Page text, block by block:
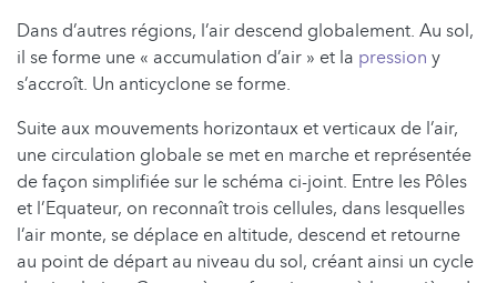
Dans d’autres régions, l’air descend globalement. Au sol,
il se forme une « accumulation d’air » et la pression y
s’accroît. Un anticyclone se forme.
Suite aux mouvements horizontaux et verticaux de l’air,
une circulation globale se met en marche et représentée
de façon simplifiée sur le schéma ci-joint. Entre les Pôles
et l’Equateur, on reconnaît trois cellules, dans lesquelles
l’air monte, se déplace en altitude, descend et retourne
au point de départ au niveau du sol, créant ainsi un cycle